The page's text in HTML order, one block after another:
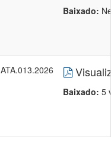
Baixado:
ATA.013.2026
Baixado: 5